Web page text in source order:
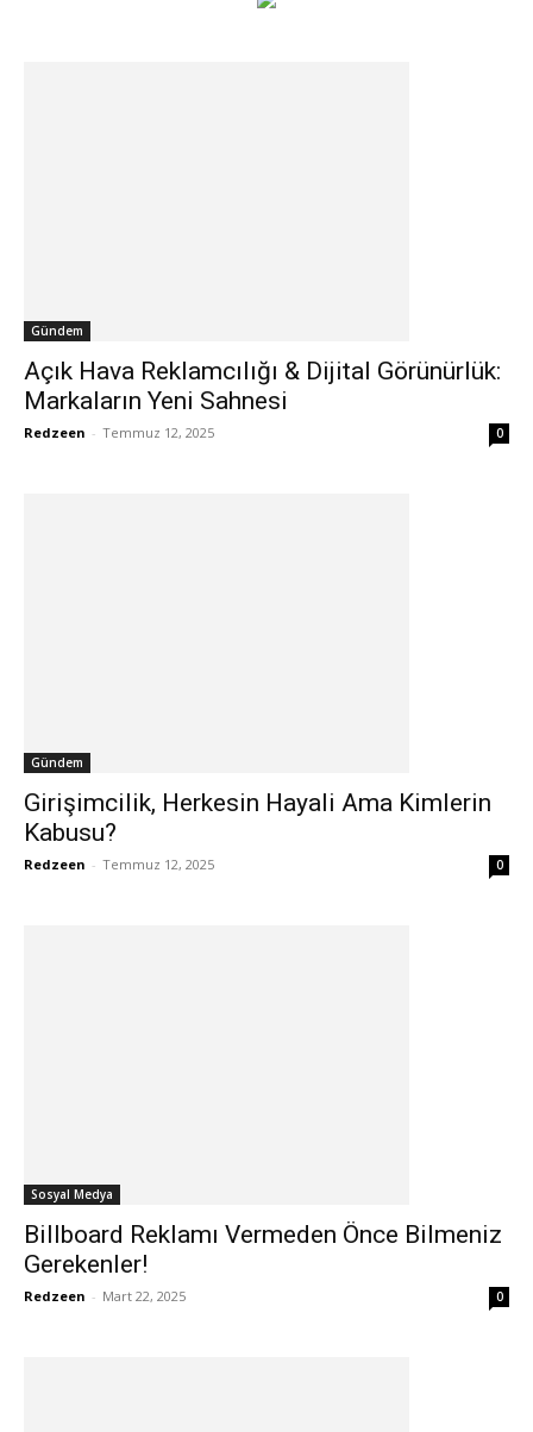
Gündem
Açık Hava Reklamcılığı & Dijital Görünürlük:
Markaların Yeni Sahnesi
Redzeen - Temmuz 12, 2025 0
Gündem
Girişimcilik, Herkesin Hayali Ama Kimlerin
Kabusu?
Redzeen - Temmuz 12, 2025 0
Sosyal Medya
Billboard Reklamı Vermeden Önce Bilmeniz
Gerekenler!
Redzeen - Mart 22, 2025 0